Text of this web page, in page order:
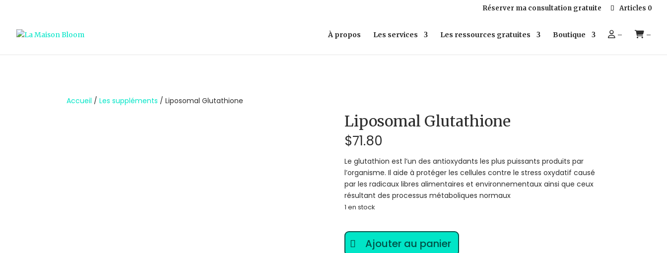
Réserver ma consultation gratuite Articles 0
À propos Les services Les ressources gratuites Boutique – –
Accueil /Les suppléments / Liposomal Glutathione
Liposomal Glutathione
$71.80
Le glutathion est l’un des antioxydants les plus puissants produits par
l’organisme. Il aide à protéger les cellules contre le stress oxydatif causé
par les radicaux libres alimentaires et environnementaux ainsi que ceux
résultant des processus métaboliques normaux
1 en stock
quantité
de
Ajouter au panier